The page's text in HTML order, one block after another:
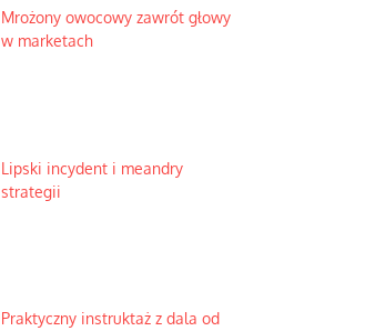
Mrożony owocowy zawrót głowy
w marketach
Lipski incydent i meandry
strategii
Praktyczny instruktaż z dala od